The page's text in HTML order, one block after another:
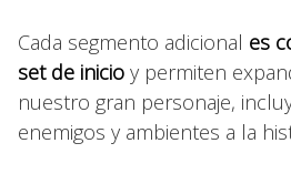
Cada segmento adicional es
set de inicio y permiten
nuestro gran personaje,
enemigos y ambientes a la